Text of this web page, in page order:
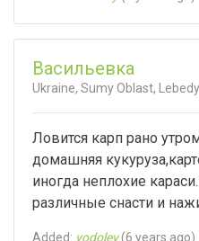
Васильевка
Ukraine, Sumy Oblast,
Ловится карп рано
домашняя
иногда неплохие
различные снасти и
Added: vodoley(6 years ago)